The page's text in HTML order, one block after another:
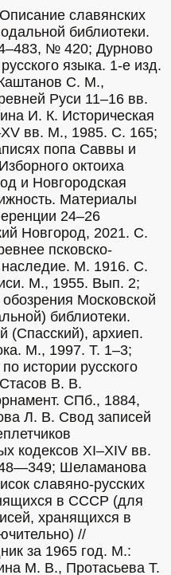
славянских
библиотеки.
№ 420; Дурново
языка. 1-е изд.
С. М.,
Руси 11–16 вв.
И. К. Историческая
вв. М., 1985. С. 165;
попа Саввы и
октоиха
и Новгородская
Материалы
24–26
Новгород, 2021. С.
псковско-
наследие. М. 1916. С.
М., 1955. Вып. 2;
Московской
библиотеки.
(Спасский), архиеп.
М., 1997. Т. 1–3;
истории русского
В. В.
СПб., 1884,
Л. В. Свод записей
кодексов XI–XIV вв.
Шеламанова
славяно-русских
в СССР (для
хранящихся в
//
за 1965 год. М.:
М. В., Протасьева Т.